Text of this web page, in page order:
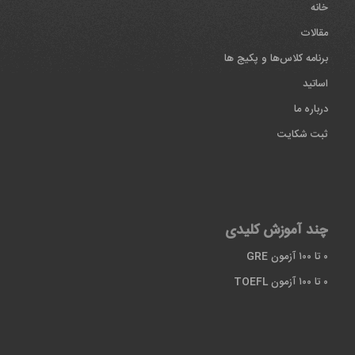
خانه
مقالات
برنامه کلاس‌ها و پکیج ها
اساتید
درباره ما
ثبت شکایت
چند آموزش کلیدی
۰ تا ۱۰۰ آزمون GRE
۰ تا ۱۰۰ آزمون TOEFL